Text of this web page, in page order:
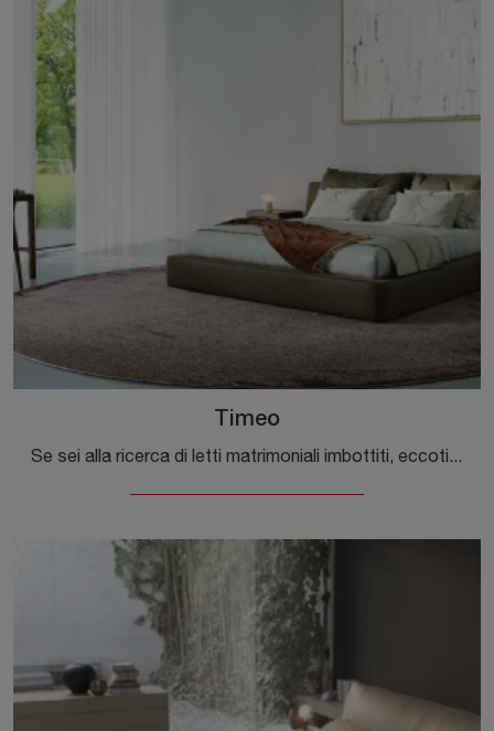
Timeo
Se sei alla ricerca di letti matrimoniali imbottiti, eccoti il modello Timeo in pelle per impreziosire la zona notte.